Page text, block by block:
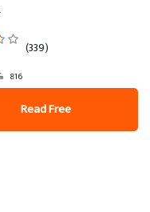
(339)
816
Read Free